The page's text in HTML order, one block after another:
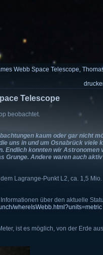
Webb Space Telescope,
Telescope
beobachtet.
kaum oder gar nicht
uns in und um Osnabrück viele
Endlich konnten wir Astronomen
Grunge. Andere waren auch
Lagrange-Punkt L2, ca. 1,5
über den aktuelle
whereIsWebb.html?units=metric
ist es möglich, von der Erde